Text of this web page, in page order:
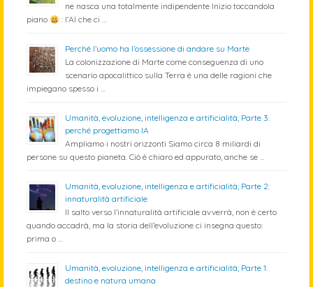
ne nasca una totalmente indipendente Inizio toccandola
piano
: l’AI che ci …
Perché l’uomo ha l’ossessione di andare su Marte
La colonizzazione di Marte come conseguenza di uno
scenario apocalittico sulla Terra è una delle ragioni che
impiegano spesso i …
Umanità, evoluzione, intelligenza e artificialità; Parte 3:
perché progettiamo IA
Ampliamo i nostri orizzonti Siamo circa 8 miliardi di
persone su questo pianeta. Ciò è chiaro ed appurato, anche se …
Umanità, evoluzione, intelligenza e artificialità; Parte 2:
innaturalità artificiale
Il salto verso l’innaturalità artificiale avverrà, non è certo
quando accadrà, ma la storia dell’evoluzione ci insegna questo:
prima o …
Umanità, evoluzione, intelligenza e artificialità; Parte 1:
destino e natura umana